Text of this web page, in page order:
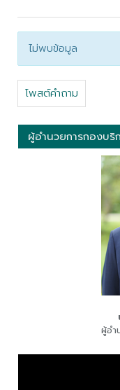
ไม่พบข้อมูล
โพสต์คำถาม
ผู้อำนวยการกองบริ
ผู้อำ